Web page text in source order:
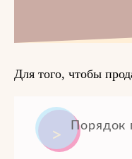
Для того, чтобы